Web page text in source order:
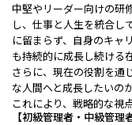
中堅やリーダー向けの研
し、仕事と人生を統合し
に留まらず、自身のキャ
も持続的に成長し続ける
さらに、現在の役割を通
な人間へと成長したいの
これにより、戦略的な視
【初級管理者・中級管理